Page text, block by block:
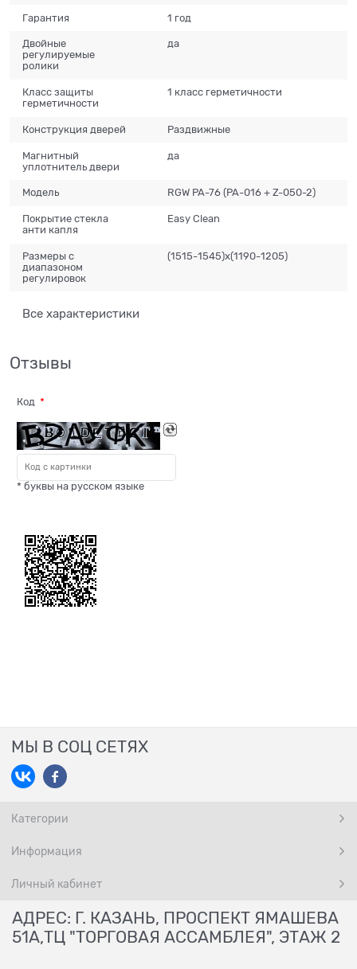
Гарантия 1 год
Двойные
регулируемые
ролики
да
Класс защиты
герметичности
1 класс герметичности
Конструкция дверей Раздвижные
Магнитный
уплотнитель двери
да
Модель RGW PA-76 (PA-016 + Z-050-2)
Покрытие стекла
анти капля
Easy Clean
Размеры с
диапазоном
регулировок
(1515-1545)x(1190-1205)
Все характеристики
Отзывы
Код
* буквы на русском языке
МЫ В СОЦ СЕТЯХ
Категории
Информация
Личный кабинет
АДРЕС: Г. КАЗАНЬ, ПРОСПЕКТ ЯМАШЕВА
51А,ТЦ "ТОРГОВАЯ АССАМБЛЕЯ", ЭТАЖ 2